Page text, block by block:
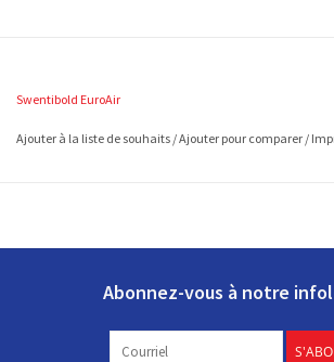
Swentibold EuroAir
Ajouter à la liste de souhaits /Ajouter pour comparer /
Abonnez-vous à notre